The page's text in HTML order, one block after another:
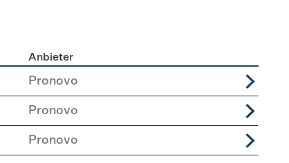
Anbieter
Pronovo
Pronovo
Pronovo